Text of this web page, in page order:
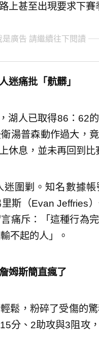
上甚至出現要求下賽
是廣告 請繼續往下閱讀
痛批「骯髒」
湖人已取得86：62
湯普森動作過大，
休息，並未再回到比
圍剿。知名數據帳
斯（Evan Jeffries
痛斥：「這種行為
不起的人」。
姆斯簡直瘋了
鬆，粉碎了受傷的
分、2助攻與3阻攻